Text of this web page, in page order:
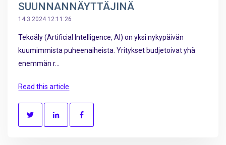
SUUNNANNÄYTTÄJINÄ
14.3.2024 12:11:26
Tekoäly (Artificial Intelligence, AI) on yksi nykypäivän
kuumimmista puheenaiheista. Yritykset budjetoivat yhä
enemmän r...
Read this article